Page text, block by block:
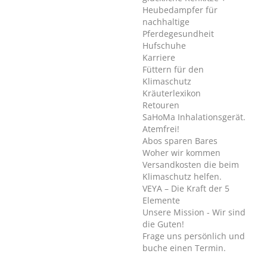
Heubedampfer für
nachhaltige
Pferdegesundheit
Hufschuhe
Karriere
Füttern für den
Klimaschutz
Kräuterlexikon
Retouren
SaHoMa Inhalationsgerät.
Atemfrei!
Abos sparen Bares
Woher wir kommen
Versandkosten die beim
Klimaschutz helfen.
VEYA – Die Kraft der 5
Elemente
Unsere Mission - Wir sind
die Guten!
Frage uns persönlich und
buche einen Termin.